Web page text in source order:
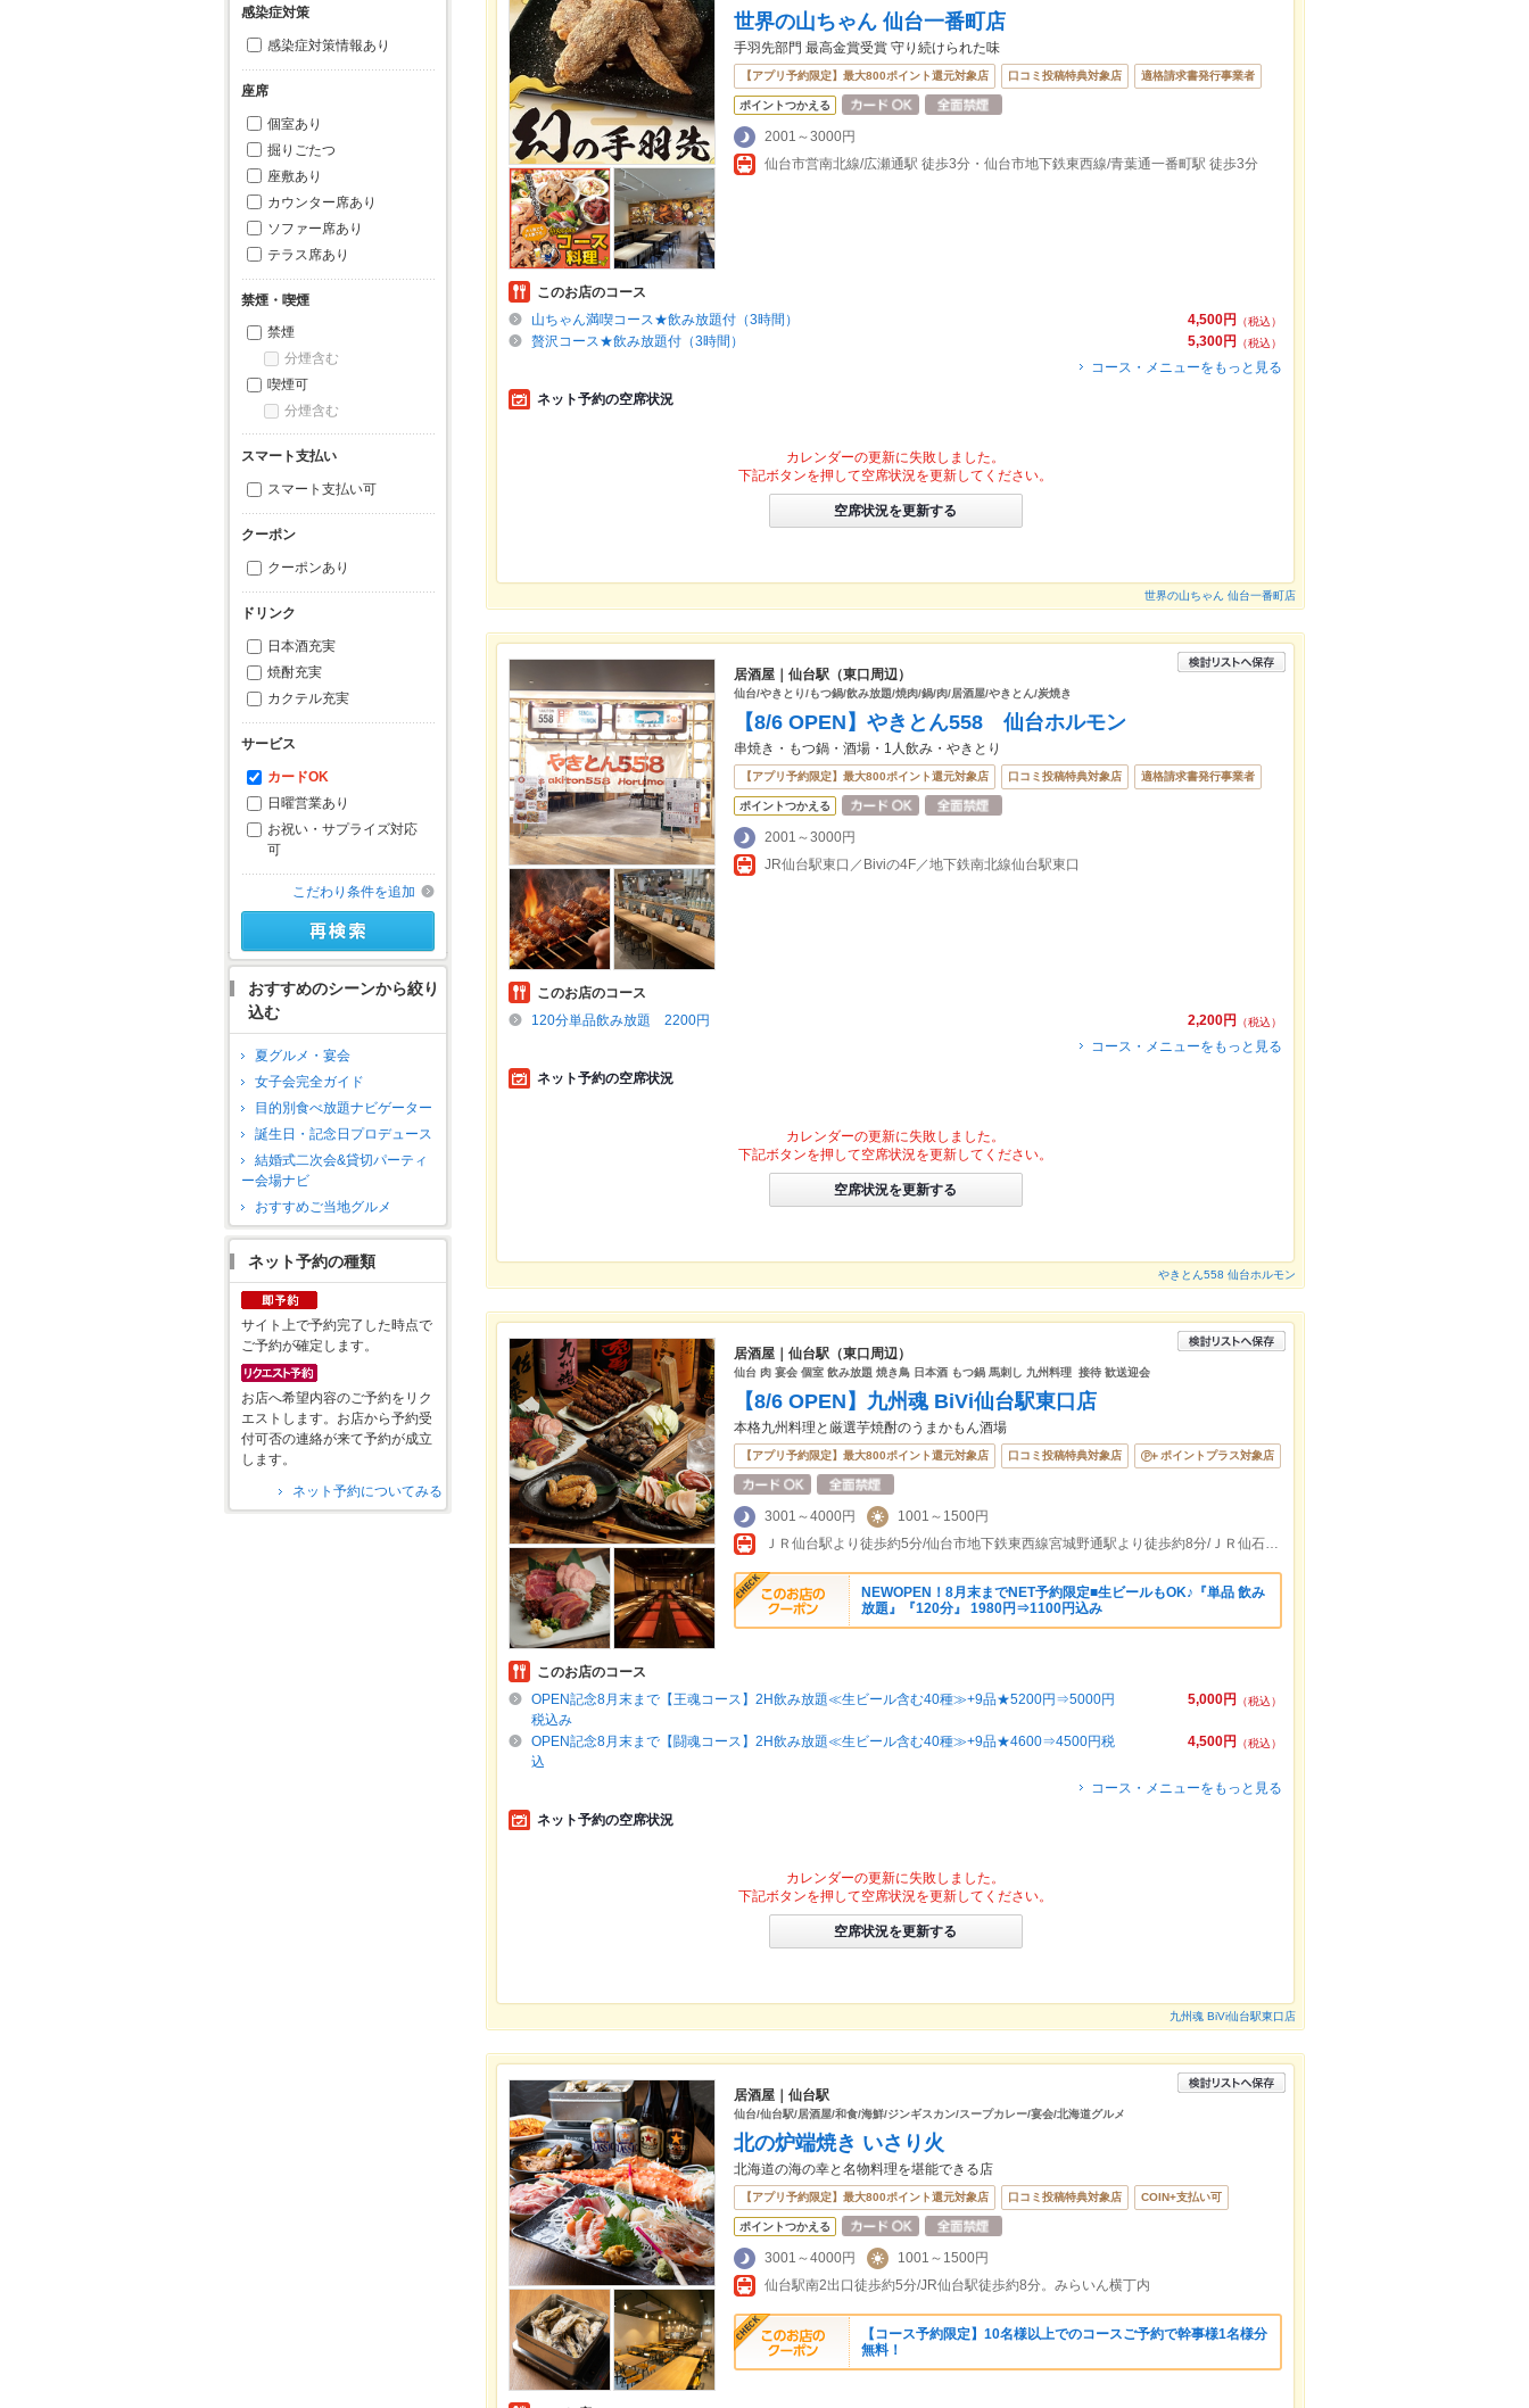
感染症対策
感染症対策情報あり
座席
個室あり
掘りごたつ
座敷あり
カウンター席あり
ソファー席あり
テラス席あり
禁煙・喫煙
禁煙
分煙含む
喫煙可
分煙含む
スマート支払い
スマート支払い可
クーポン
クーポンあり
ドリンク
日本酒充実
焼酎充実
カクテル充実
サービス
カードOK
日曜営業あり
お祝い・サプライズ対応
可
こだわり条件を追加
おすすめのシーンから絞り
込む
夏グルメ・宴会
女子会完全ガイド
目的別食べ放題ナビゲーター
誕生日・記念日プロデュース
結婚式二次会&貸切パーティ
ー会場ナビ
おすすめご当地グルメ
ネット予約の種類
サイト上で予約完了した時点で
ご予約が確定します。
お店へ希望内容のご予約をリク
エストします。お店から予約受
付可否の連絡が来て予約が成立
します。
ネット予約についてみる
世界の山ちゃん 仙台一番町店
手羽先部門 最高金賞受賞 守り続けられた味
【アプリ予約限定】最大800ポイント還元対象店 口コミ投稿特典対象店 適格請求書発行事業者
ポイントつかえる
2001～3000円
仙台市営南北線/広瀬通駅 徒歩3分・仙台市地下鉄東西線/青葉通一番町駅 徒歩3分
このお店のコース
4,500円
（税込）
山ちゃん満喫コース★飲み放題付（3時間）
5,300円
（税込）
贅沢コース★飲み放題付（3時間）
コース・メニューをもっと見る
ネット予約の空席状況
カレンダーの更新に失敗しました。
下記ボタンを押して空席状況を更新してください。
空席状況を更新する
世界の山ちゃん 仙台一番町店
居酒屋｜仙台駅（東口周辺）
仙台/やきとり/もつ鍋/飲み放題/焼肉/鍋/肉/居酒屋/やきとん/炭焼き
【8/6 OPEN】やきとん558 仙台ホルモン
串焼き・もつ鍋・酒場・1人飲み・やきとり
【アプリ予約限定】最大800ポイント還元対象店 口コミ投稿特典対象店 適格請求書発行事業者
ポイントつかえる
2001～3000円
JR仙台駅東口／Biviの4F／地下鉄南北線仙台駅東口
このお店のコース
2,200円
（税込）
120分単品飲み放題 2200円
コース・メニューをもっと見る
ネット予約の空席状況
カレンダーの更新に失敗しました。
下記ボタンを押して空席状況を更新してください。
空席状況を更新する
やきとん558 仙台ホルモン
居酒屋｜仙台駅（東口周辺）
仙台 肉 宴会 個室 飲み放題 焼き鳥 日本酒 もつ鍋 馬刺し 九州料理 接待 歓送迎会
【8/6 OPEN】九州魂 BiVi仙台駅東口店
本格九州料理と厳選芋焼酎のうまかもん酒場
【アプリ予約限定】最大800ポイント還元対象店 口コミ投稿特典対象店 ポイントプラス対象店
3001～4000円
1001～1500円
ＪＲ仙台駅より徒歩約5分/仙台市地下鉄東西線宮城野通駅より徒歩約8分/ＪＲ仙石線榴ケ岡駅より徒歩約18分
NEWOPEN！8月末までNET予約限定■生ビールもOK♪『単品 飲み
放題』『120分』 1980円⇒1100円込み
このお店のコース
5,000円
（税込）
OPEN記念8月末まで【王魂コース】2H飲み放題≪生ビール含む40種≫+9品★5200円⇒5000円
税込み
4,500円
（税込）
OPEN記念8月末まで【闘魂コース】2H飲み放題≪生ビール含む40種≫+9品★4600⇒4500円税
込
コース・メニューをもっと見る
ネット予約の空席状況
カレンダーの更新に失敗しました。
下記ボタンを押して空席状況を更新してください。
空席状況を更新する
九州魂 BiVi仙台駅東口店
居酒屋｜仙台駅
仙台/仙台駅/居酒屋/和食/海鮮/ジンギスカン/スープカレー/宴会/北海道グルメ
北の炉端焼き いさり火
北海道の海の幸と名物料理を堪能できる店
【アプリ予約限定】最大800ポイント還元対象店 口コミ投稿特典対象店 COIN+支払い可
ポイントつかえる
3001～4000円
1001～1500円
仙台駅南2出口徒歩約5分/JR仙台駅徒歩約8分。みらいん横丁内
【コース予約限定】10名様以上でのコースご予約で幹事様1名様分
無料！